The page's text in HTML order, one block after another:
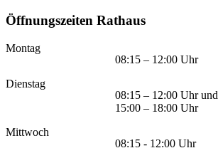
Öffnungszeiten Rathaus
Montag
08:15 – 12:00 Uhr
Dienstag
08:15 – 12:00 Uhr und
15:00 – 18:00 Uhr
Mittwoch
08:15 - 12:00 Uhr